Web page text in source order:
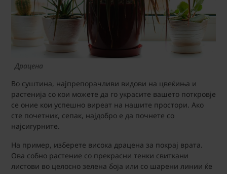
Драцена
Во суштина, најпрепорачливи видови на цвеќиња и
растенија со кои можете да го украсите вашето поткровје
се оние кои успешно виреат на нашите простори. Ако
сте почетник, сепак, најдобро е да почнете со
најсигурните.
На пример, изберете висока драцена за покрај врата.
Ова собно растение со прекрасни тенки свиткани
листови во целосно зелена боја или со шарени линии ќе